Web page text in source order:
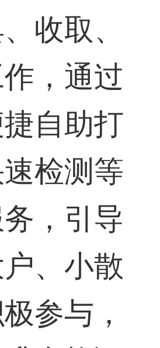
收取、
，通过
自助打
检测等
，引导
、小散
参与，